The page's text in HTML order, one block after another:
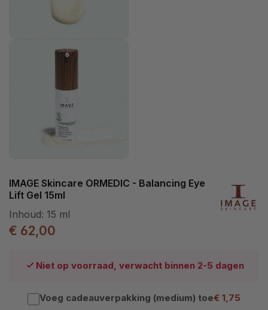
IMAGE Skincare ORMEDIC - Balancing Eye
Lift Gel 15ml
Inhoud: 15 ml
€ 62,00
Niet op voorraad, verwacht binnen 2-5 dagen
Voeg cadeauverpakking (medium) toe€ 1,75